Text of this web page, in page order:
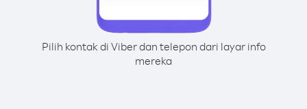
Pilih kontak di Viber dan telepon dari layar info
mereka